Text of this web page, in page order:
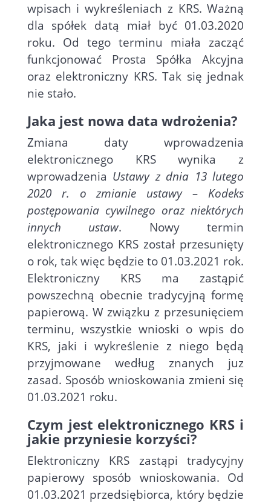
wpisach i wykreśleniach z KRS. Ważną
dla spółek datą miał być 01.03.2020
roku. Od tego terminu miała zacząć
funkcjonować Prosta Spółka Akcyjna
oraz elektroniczny KRS. Tak się jednak
nie stało.
Jaka jest nowa data wdrożenia?
Zmiana daty wprowadzenia
elektronicznego KRS wynika z
wprowadzenia Ustawy z dnia 13 lutego
2020 r. o zmianie ustawy – Kodeks
postępowania cywilnego oraz niektórych
innych ustaw. Nowy termin
elektronicznego KRS został przesunięty
o rok, tak więc będzie to 01.03.2021 rok.
Elektroniczny KRS ma zastąpić
powszechną obecnie tradycyjną formę
papierową. W związku z przesunięciem
terminu, wszystkie wnioski o wpis do
KRS, jaki i wykreślenie z niego będą
przyjmowane według znanych juz
zasad. Sposób wnioskowania zmieni się
01.03.2021 roku.
Czym jest elektronicznego KRS i
jakie przyniesie korzyści?
Elektroniczny KRS zastąpi tradycyjny
papierowy sposób wnioskowania. Od
01.03.2021 przedsiębiorca, który będzie